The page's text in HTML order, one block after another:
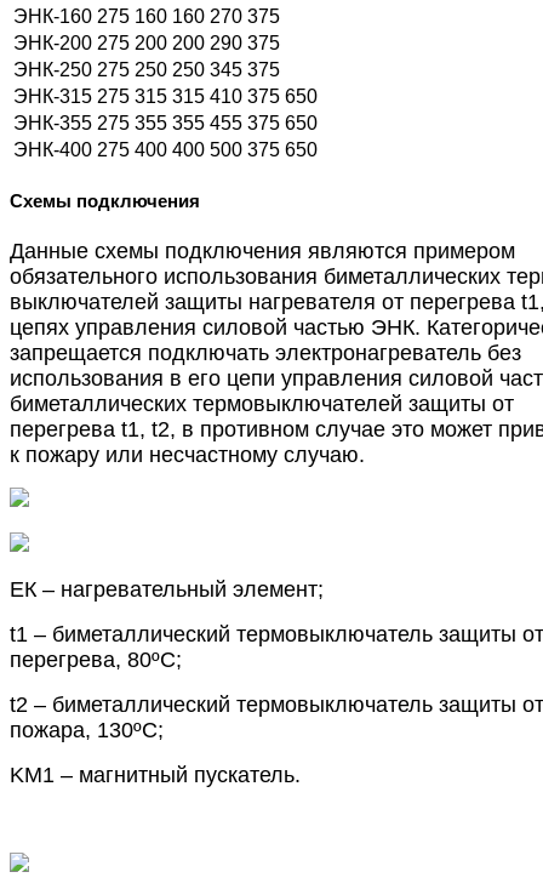
ЭНК-160 275 160 160 270 375
ЭНК-200 275 200 200 290 375
ЭНК-250 275 250 250 345 375
ЭНК-315 275 315 315 410 375 650
ЭНК-355 275 355 355 455 375 650
ЭНК-400 275 400 400 500 375 650
Схемы подключения
Данные схемы подключения являются примером
обязательного использования биметаллических
выключателей защиты нагревателя от перегрева
цепях управления силовой частью ЭНК.
запрещается подключать электронагреватель без
использования в его цепи управления силовой
биметаллических термовыключателей защиты от
перегрева t1, t2, в противном случае это может
к пожару или несчастному случаю.
ЕК – нагревательный элемент;
t1 – биметаллический термовыключатель защиты от
перегрева, 80ºС;
t2 – биметаллический термовыключатель защиты от
пожара, 130ºС;
KM1 – магнитный пускатель.